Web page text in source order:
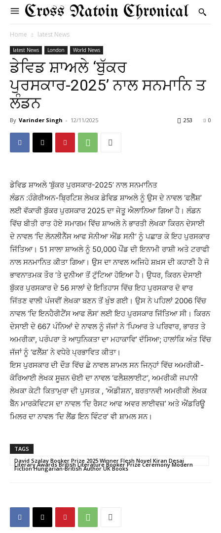
Cross Natoin Chronical
Home latest News
latest News London World News
ਡੇਵਿਡ ਸ਼ਾਅਲੇ ‘ਬੁੱਕਰ
ਪੁਰਸਕਾਰ-2025’ ਨਾਲ ਸਨਮਾਨਿ ਤ
ਲੰਡਨ
By Varinder Singh - 12/11/2025 0
253
ਡੇਵਿਡ ਸ਼ਾਅਲੇ ‘ਬੁੱਕਰ ਪੁਰਸਕਾਰ-2025’ ਨਾਲ ਸਨਮਾਨਿਤ
ਲੰਡਨ :ਹੰਗੇਰੀਅਨ-ਬ੍ਰਿਟਿਸ਼ ਲੇਖਕ ਡੇਵਿਡ ਸ਼ਾਅਲੇ ਨੂੰ ਉਸ ਦੇ ਨਾਵਲ ‘ਫਲੈੱਸ਼’
ਲਈ ਵੱਕਾਰੀ ਬੁੱਕਰ ਪੁਰਸਕਾਰ 2025 ਦਾ ਜੇਤੂ ਐਲਾਨਿਆ ਗਿਆ ਹੈ। ਲੰਡਨ
ਵਿੱਚ ਬੀਤੀ ਰਾਤ ਹੋਏ ਸਮਾਗਮ ਵਿੱਚ ਸ਼ਾਅਲੇ ਨੇ ਭਾਰਤੀ ਲੇਖਕਾ ਕਿਰਨ ਦੇਸਾਈ
ਦੇ ਨਾਵਲ ‘ਦਿ ਲੋਨਲੀਨੈੱਸ ਆਫ ਸੋਨੀਆ ਐਂਡ ਸਨੀ’ ਨੂੰ ਪਛਾੜ ਕੇ ਇਹ ਪੁਰਸਕਾਰ
ਜਿੱਤਿਆ। 51 ਸਾਲਾ ਸ਼ਾਅਲੇ ਨੂੰ 50,000 ਪੌਂਡ ਦੀ ਇਨਾਮੀ ਰਾਸ਼ੀ ਅਤੇ ਟਰਾਫੀ
ਨਾਲ ਸਨਮਾਨਿਤ ਕੀਤਾ ਗਿਆ। ਉਸ ਦਾ ਨਾਵਲ ਅਜਿਹੇ ਸ਼ਖ਼ਸ ਦੀ ਕਹਾਣੀ ਹੈ ਜੋ
ਭਾਵਨਾਤਮਕ ਤੌਰ ’ਤੇ ਦੁਨੀਆ ਤੋਂ ਟੁੱਟਿਆ ਹੋਇਆ ਹੈ। ਉਧਰ, ਕਿਰਨ ਦੇਸਾਈ
ਬੁੱਕਰ ਪੁਰਸਕਾਰ ਦੇ 56 ਸਾਲਾਂ ਦੇ ਇਤਿਹਾਸ ਵਿੱਚ ਇਹ ਪੁਰਸਕਾਰ ਦੋ ਵਾਰ
ਜਿੱਤਣ ਵਾਲੀ ਪੰਜਵੀਂ ਲੇਖਕਾ ਬਣਨ ਤੋਂ ਖੁੰਝ ਗਈ। ਉਸ ਨੇ ਪਹਿਲਾਂ 2006 ਵਿੱਚ
ਨਾਵਲ ‘ਦਿ ਇਨਹੈਰੀਟੈਂਸ ਆਫ ਲੌਸ’ ਲਈ ਇਹ ਪੁਰਸਕਾਰ ਜਿੱਤਿਆ ਸੀ। ਕਿਰਨ
ਦੇਸਾਈ ਦੇ 667 ਪੰਨਿਆਂ ਦੇ ਨਾਵਲ ਨੂੰ ਜੱਜਾਂ ਨੇ ‘ਪਿਆਰ ਤੇ ਪਰਿਵਾਰ, ਭਾਰਤ ਤੇ
ਅਮਰੀਕਾ, ਪਰੰਪਰਾ ਤੇ ਆਧੁਨਿਕਤਾ ਦਾ ਮਹਾਕਾਵਿ’ ਦੱਸਿਆ; ਹਾਲਾਂਕਿ ਅੰਤ ਵਿੱਚ
ਜੱਜਾਂ ਨੂੰ ‘ਫਲੈੱਸ਼’ ਨੇ ਵਧੇਰੇ ਪ੍ਰਭਾਵਿਤ ਕੀਤਾ।
ਇਸ ਪੁਰਸਕਾਰ ਦੀ ਦੌੜ ਵਿੱਚ ਛੇ ਨਾਵਲ ਸ਼ਾਮਲ ਸਨ ਜਿਨ੍ਹਾਂ ਵਿੱਚ ਅਮਰੀਕੀ-
ਕੋਰਿਆਈ ਲੇਖਕ ਸੂਜ਼ਨ ਚੋਈ ਦਾ ਨਾਵਲ ‘ਫਲੈਸ਼ਲਾਈਟ’, ਅਮਰੀਕੀ ਜਪਾਨੀ
ਲੇਖਕਾ ਕੇਟੀ ਕਿਤਾਮੁਰਾ ਦੀ ਪੁਸਤਕ , ‘ਔਡੀਸ਼ਨ’, ਬਰਤਾਨਵੀ ਅਮਰੀਕੀ ਲੇਖਕ
ਬੈੱਨ ਮਾਰਕੋਵਿਟਸ ਦਾ ਨਾਵਲ ‘ਦਿ ਰੈਸਟ ਆਫ ਅਵਰ ਲਾਈਵਜ਼’ ਅਤੇ ਐਂਡਰਿਊ
ਮਿਲਰ ਦਾ ਨਾਵਲ ‘ਦਿ ਲੈਂਡ ਇਨ ਵਿੰਟਰ’ ਵੀ ਸ਼ਾਮਲ ਸਨ।
TAGS
David Szalay Booker Prize 2025 Winner Flesh Novel Kiran Desai
Literary Awards British Literature Booker Prize Ceremony Modern
Fiction Hungarian-British Author UK Books